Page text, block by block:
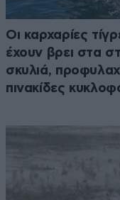
Οι καρχαρίες
έχουν βρει στα
σκυλιά,
πινακίδες